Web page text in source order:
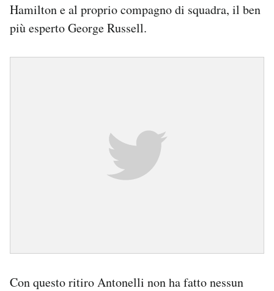
Hamilton e al proprio compagno di squadra, il ben
più esperto George Russell.
Con questo ritiro Antonelli non ha fatto nessun